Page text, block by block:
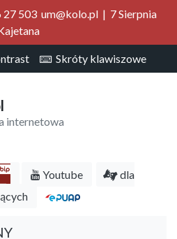
27 503 um@kolo.pl | 7 Sierpnia
Skróty klawiszowe
internetowa
Youtube
dla